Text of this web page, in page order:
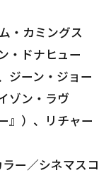
・カミングス
・ドナヒュー
ジーン・ジョー
ゾン・ラヴ
』）、リチャー
ー／シネマスコ